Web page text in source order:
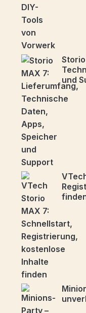
und